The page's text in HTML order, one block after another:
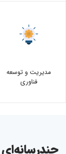
مدیریت و توسعه
فناوری
چندرسانه‌ای